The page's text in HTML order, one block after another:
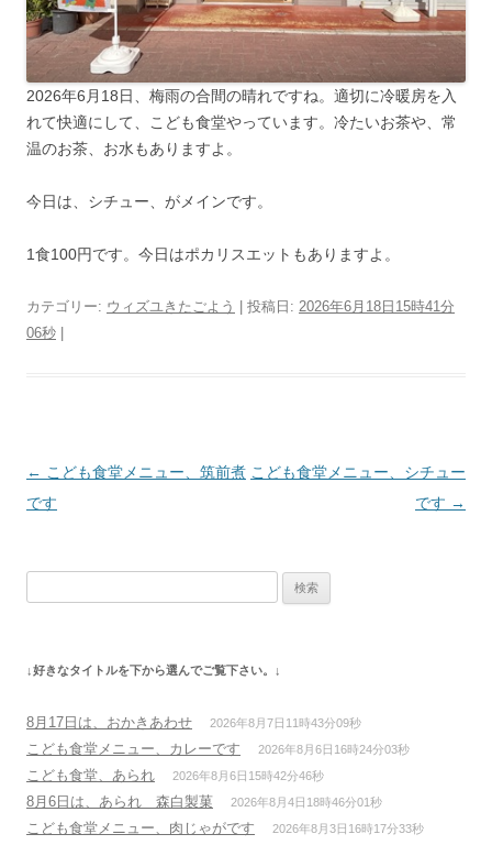
2026年6月18日、梅雨の合間の晴れですね。適切に冷暖房を入
れて快適にして、こども食堂やっています。冷たいお茶や、常
温のお茶、お水もありますよ。
今日は、シチュー、がメインです。
1食100円です。今日はポカリスエットもありますよ。
カテゴリー: ウィズユきたごよう | 投稿日: 2026年6月18日15時41分
06秒
投
稿
ン
← こども食堂メニュー、筑前煮
です
こども食堂メニュー、シチュー
です →
↓好きなタイトルを下から選んでご覧下さい。↓
8月17日は、おかきあわせ 2026年8月7日11時43分09秒
こども食堂メニュー、カレーです 2026年8月6日16時24分03秒
こども食堂、あられ 2026年8月6日15時42分46秒
8月6日は、あられ 森白製菓 2026年8月4日18時46分01秒
こども食堂メニュー、肉じゃがです 2026年8月3日16時17分33秒